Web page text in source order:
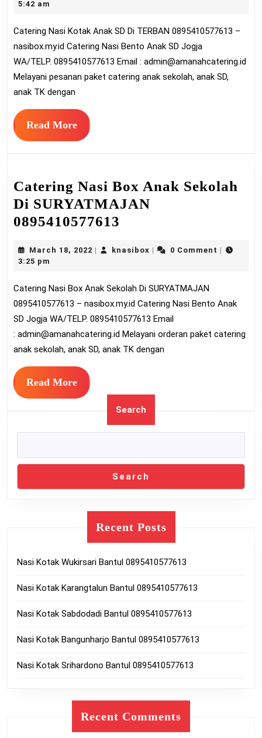
SD
Di
TERBAN
5:42 am
Catering Nasi Kotak Anak SD Di TERBAN 0895410577613 –
nasibox.my.id Catering Nasi Bento Anak SD Jogja
WA/TELP. 0895410577613 Email : admin@amanahcatering.id
Melayani pesanan paket catering anak sekolah, anak SD,
anak TK dengan
Read MoreRead
More
Catering Nasi Box Anak Sekolah
Di SURYATMAJAN
0895410577613
Box
Sekolah
Di
SURYATMAJAN
0895410577613
March 18, 2022 Marchknasiboxknasibox0 Comment
3:25 pm
Catering Nasi Box Anak Sekolah Di SURYATMAJAN
0895410577613 – nasibox.my.id Catering Nasi Bento Anak
SD Jogja WA/TELP. 0895410577613 Email
: admin@amanahcatering.id Melayani orderan paket catering
anak sekolah, anak SD, anak TK dengan
Read MoreRead
More
Search
Search
Recent Posts
Nasi Kotak Wukirsari Bantul 0895410577613
Nasi Kotak Karangtalun Bantul 0895410577613
Nasi Kotak Sabdodadi Bantul 0895410577613
Nasi Kotak Bangunharjo Bantul 0895410577613
Nasi Kotak Srihardono Bantul 0895410577613
Recent Comments